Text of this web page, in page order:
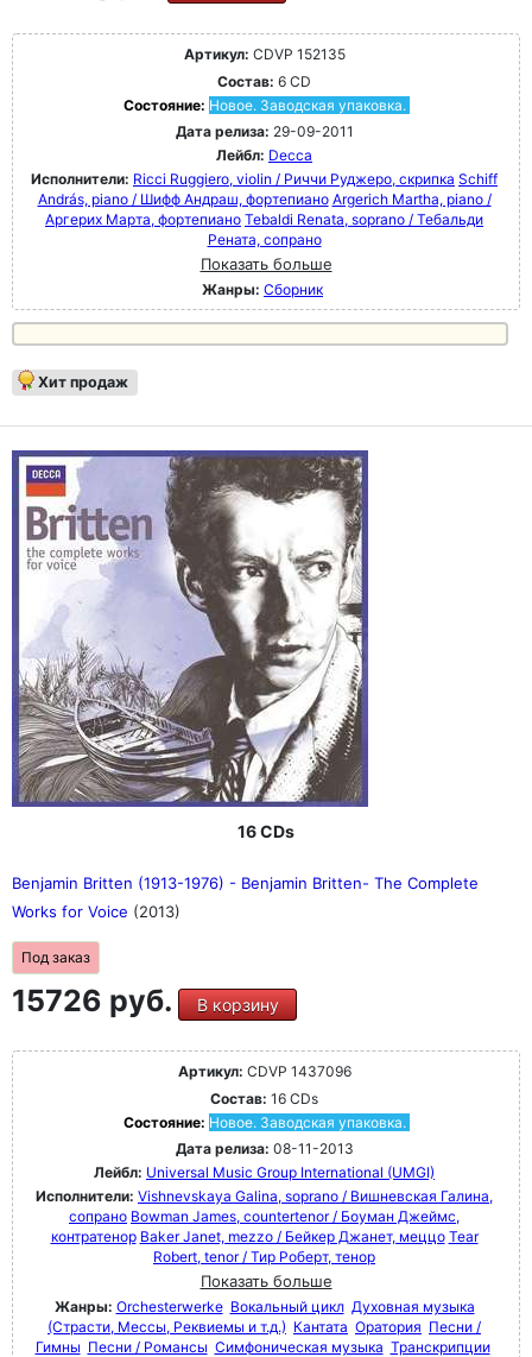
Артикул: CDVP 152135
Состав: 6 CD
Состояние: Новое. Заводская упаковка.
Дата релиза: 29-09-2011
Лейбл: Decca
Исполнители: Ricci Ruggiero, violin / Риччи Руджеро, скрипка Schiff
András, piano / Шифф Андраш, фортепиано Argerich Martha, piano /
Аргерих Марта, фортепиано Tebaldi Renata, soprano / Тебальди
Рената, сопрано
Показать больше
Жанры: Сборник
Хит продаж
16 CDs
Benjamin Britten (1913-1976) - Benjamin Britten- The Complete
Works for Voice (2013)
Под заказ
15726 руб. В корзину
Артикул: CDVP 1437096
Состав: 16 CDs
Состояние: Новое. Заводская упаковка.
Дата релиза: 08-11-2013
Лейбл: Universal Music Group International (UMGI)
Исполнители: Vishnevskaya Galina, soprano / Вишневская Галина,
сопрано Bowman James, countertenor / Боуман Джеймс,
контратенор Baker Janet, mezzo / Бейкер Джанет, меццо Tear
Robert, tenor / Тир Роберт, тенор
Показать больше
Жанры: Orchesterwerke Вокальный цикл Духовная музыка
(Страсти, Мессы, Реквиемы и т.д.) Кантата Оратория Песни /
Гимны Песни / Романсы Симфоническая музыка Транскрипции